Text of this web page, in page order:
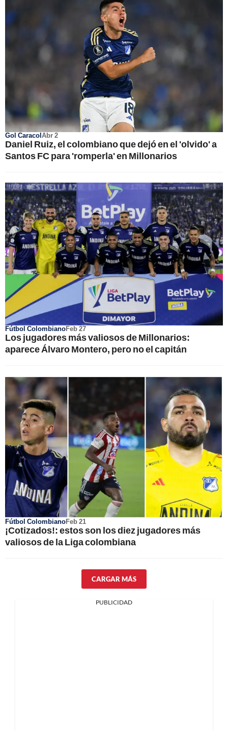
Gol CaracolAbr 2
Daniel Ruiz, el colombiano que dejó en el 'olvido' a
Santos FC para 'romperla' en Millonarios
Fútbol ColombianoFeb 27
Los jugadores más valiosos de Millonarios:
aparece Álvaro Montero, pero no el capitán
Fútbol ColombianoFeb 21
¡Cotizados!: estos son los diez jugadores más
valiosos de la Liga colombiana
CARGAR MÁS
PUBLICIDAD